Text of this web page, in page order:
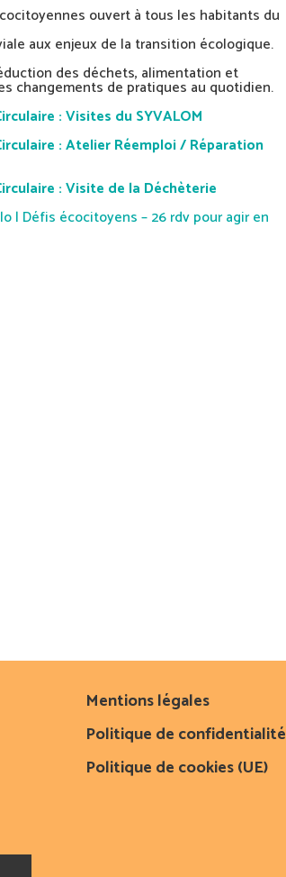
ouvert à tous les habitants du
aux enjeux de la transition écologique.
des déchets, alimentation et
changements de pratiques au quotidien.
: Visites du SYVALOM
: Atelier Réemploi / Réparation
: Visite de la Déchèterie
| Défis écocitoyens – 26 rdv pour agir en
Mentions légales
Politique de confidentialité
Politique de cookies (UE)